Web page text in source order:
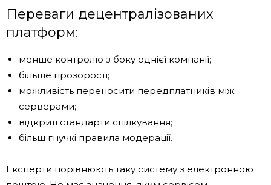
Переваги децентралізованих
платформ:
менше контролю з боку однієї компанії;
більше прозорості;
можливість переносити передплатників між
серверами;
відкриті стандарти спілкування;
більш гнучкі правила модерації.
Експерти порівнюють таку систему з електронною